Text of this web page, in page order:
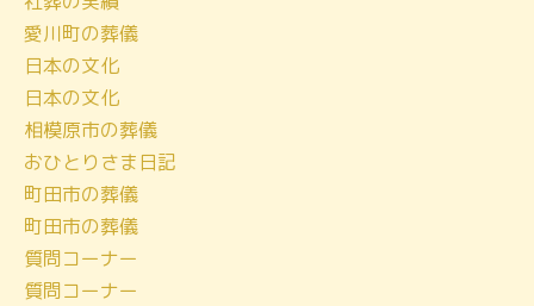
ブ
愛川町の葬儀
日本の文化
日本の文化
相模原市の葬儀
おひとりさま日記
町田市の葬儀
町田市の葬儀
質問コーナー
質問コーナー